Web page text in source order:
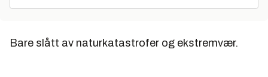
Bare slått av naturkatastrofer og ekstremvær.